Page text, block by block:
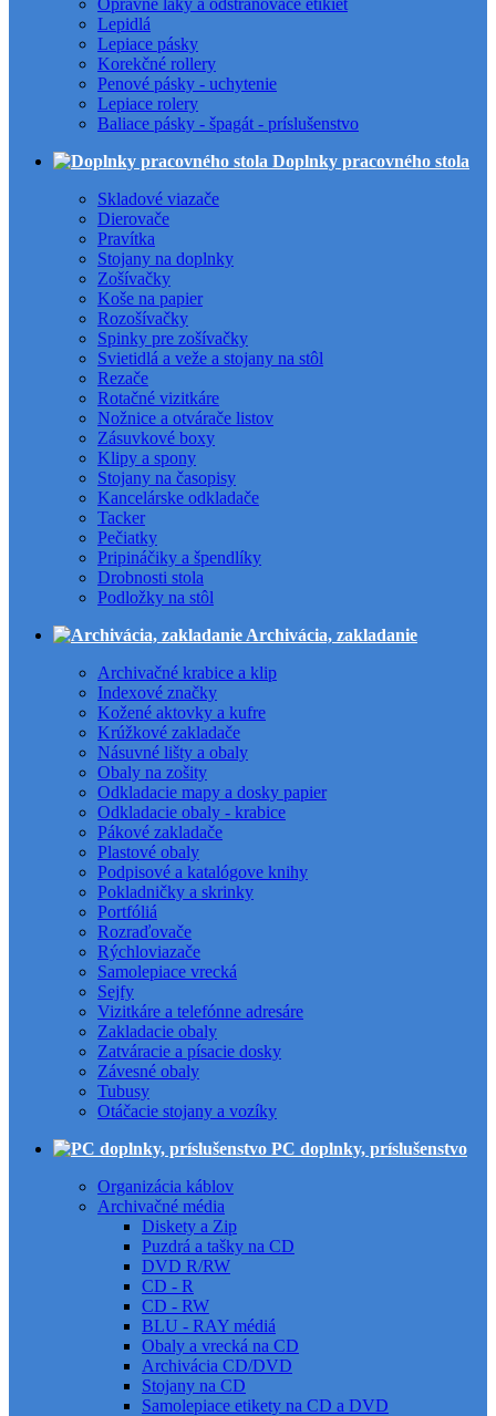
Opravné laky a odstraňovače etikiet
Lepidlá
Lepiace pásky
Korekčné rollery
Penové pásky - uchytenie
Lepiace rolery
Baliace pásky - špagát - príslušenstvo
Doplnky pracovného stola
Skladové viazače
Dierovače
Pravítka
Stojany na doplnky
Zošívačky
Koše na papier
Rozošívačky
Spinky pre zošívačky
Svietidlá a veže a stojany na stôl
Rezače
Rotačné vizitkáre
Nožnice a otvárače listov
Zásuvkové boxy
Klipy a spony
Stojany na časopisy
Kancelárske odkladače
Tacker
Pečiatky
Pripináčiky a špendlíky
Drobnosti stola
Podložky na stôl
Archivácia, zakladanie
Archivačné krabice a klip
Indexové značky
Kožené aktovky a kufre
Krúžkové zakladače
Násuvné lišty a obaly
Obaly na zošity
Odkladacie mapy a dosky papier
Odkladacie obaly - krabice
Pákové zakladače
Plastové obaly
Podpisové a katalógove knihy
Pokladničky a skrinky
Portfóliá
Rozraďovače
Rýchloviazače
Samolepiace vrecká
Sejfy
Vizitkáre a telefónne adresáre
Zakladacie obaly
Zatváracie a písacie dosky
Závesné obaly
Tubusy
Otáčacie stojany a vozíky
PC doplnky, príslušenstvo
Organizácia káblov
Archivačné média
Diskety a Zip
Puzdrá a tašky na CD
DVD R/RW
CD - R
CD - RW
BLU - RAY médiá
Obaly a vrecká na CD
Archivácia CD/DVD
Stojany na CD
Samolepiace etikety na CD a DVD